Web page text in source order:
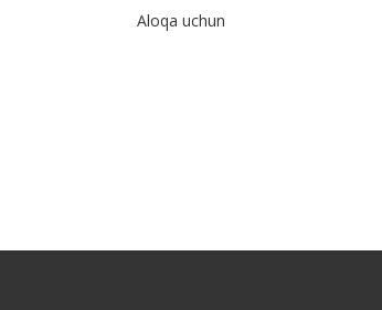
Aloqa uchun